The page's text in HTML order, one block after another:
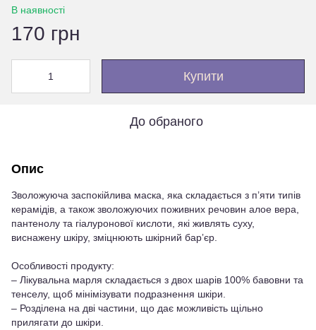
В наявності
170 грн
Купити
До обраного
Опис
Зволожуюча заспокійлива маска, яка складається з п’яти типів
керамідів, а також зволожуючих поживних речовин алое вера,
пантенолу та гіалуронової кислоти, які живлять суху,
виснажену шкіру, зміцнюють шкірний барʼєр.
Особливості продукту:
– Лікувальна марля складається з двох шарів 100% бавовни та
тенселу, щоб мінімізувати подразнення шкіри.
– Розділена на дві частини, що дає можливість щільно
прилягати до шкіри.